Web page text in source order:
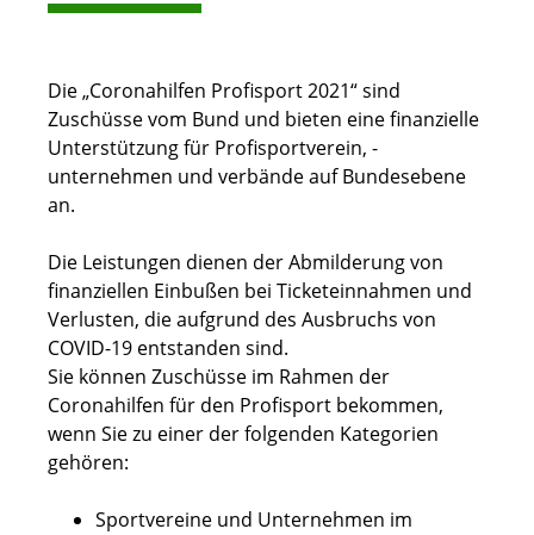
Die „Coronahilfen Profisport 2021“ sind
Zuschüsse vom Bund und bieten eine finanzielle
Unterstützung für Profisportverein, -
unternehmen und verbände auf Bundesebene
an.
Die Leistungen dienen der Abmilderung von
finanziellen Einbußen bei Ticketeinnahmen und
Verlusten, die aufgrund des Ausbruchs von
COVID-19 entstanden sind.
Sie können Zuschüsse im Rahmen der
Coronahilfen für den Profisport bekommen,
wenn Sie zu einer der folgenden Kategorien
gehören:
Sportvereine und Unternehmen im